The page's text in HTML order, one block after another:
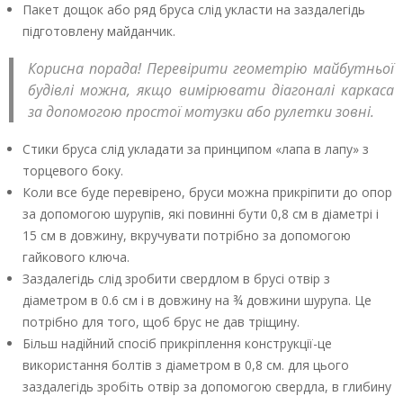
Пакет дощок або ряд бруса слід укласти на заздалегідь
підготовлену майданчик.
Корисна порада! Перевірити геометрію майбутньої
будівлі можна, якщо вимірювати діагоналі каркаса
за допомогою простої мотузки або рулетки зовні.
Стики бруса слід укладати за принципом «лапа в лапу» з
торцевого боку.
Коли все буде перевірено, бруси можна прикріпити до опор
за допомогою шурупів, які повинні бути 0,8 см в діаметрі і
15 см в довжину, вкручувати потрібно за допомогою
гайкового ключа.
Заздалегідь слід зробити свердлом в брусі отвір з
діаметром в 0.6 см і в довжину на ¾ довжини шурупа. Це
потрібно для того, щоб брус не дав тріщину.
Більш надійний спосіб прикріплення конструкції-це
використання болтів з діаметром в 0,8 см. для цього
заздалегідь зробіть отвір за допомогою свердла, в глибину